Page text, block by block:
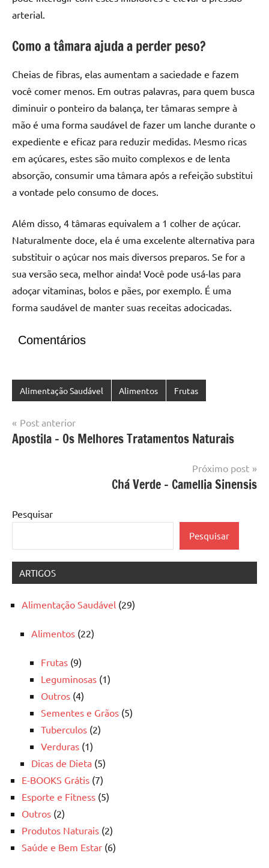
arterial.
Como a tâmara ajuda a perder peso?
Cheias de fibras, elas aumentam a saciedade e fazem
você comer menos. Em outras palavras, para quem busca
diminuir o ponteiro da balança, ter tâmaras sempre à
mão é uma forma saudável de fazer um lanche durante o
expediente e eficaz para reduzir medidas. Mesmo ricas
em açúcares, estes são muito complexos e de lenta
absorção, consumir uma tâmara após a refeição substitui
a vontade pelo consumo de doces.
Além disso, 4 tâmaras equivalem a 1 colher de açúcar.
Naturalmente doce, ela é uma excelente alternativa para
substituir o açúcar nos mais diversos preparos. Se for a
sua versão seca, melhor ainda! Você pode usá-las para
adoçar vitaminas, bolos e pães, por exemplo. É uma
forma saudável de manter suas receitas adocicadas.
Comentários
Alimentação Saudável Alimentos Frutas
Navegação
de
Post anterior
Apostila – Os Melhores Tratamentos Naturais
Próximo post
Chá Verde – Camellia Sinensis
Pesquisar
Pesquisar
ARTIGOS
Alimentação Saudável (29)
Alimentos (22)
Frutas (9)
Leguminosas (1)
Outros (4)
Sementes e Grãos (5)
Tuberculos (2)
Verduras (1)
Dicas de Dieta (5)
E-BOOKS Grátis (7)
Esporte e Fitness (5)
Outros (2)
Produtos Naturais (2)
Saúde e Bem Estar (6)